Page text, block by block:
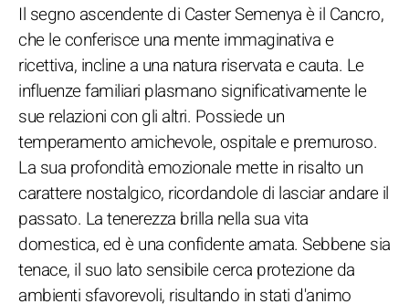
Il segno ascendente di Caster Semenya è il Cancro,
che le conferisce una mente immaginativa e
ricettiva, incline a una natura riservata e cauta. Le
influenze familiari plasmano significativamente le
sue relazioni con gli altri. Possiede un
temperamento amichevole, ospitale e premuroso.
La sua profondità emozionale mette in risalto un
carattere nostalgico, ricordandole di lasciar andare il
passato. La tenerezza brilla nella sua vita
domestica, ed è una confidente amata. Sebbene sia
tenace, il suo lato sensibile cerca protezione da
ambienti sfavorevoli, risultando in stati d'animo